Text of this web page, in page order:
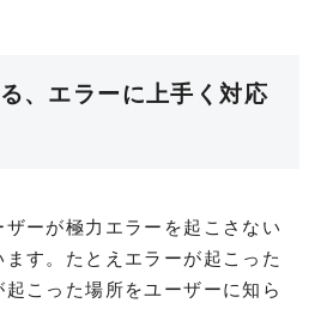
、エラーに上手く対応
ーが極力エラーを起こさない
す。たとえエラーが起こった
こった場所をユーザーに知ら